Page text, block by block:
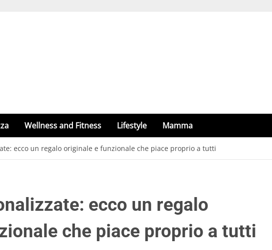
Wellness and Fitness Lifestyle Mamma
ecco un regalo originale e funzionale che piace proprio a tutti
ecco un regalo
che piace proprio a tutti